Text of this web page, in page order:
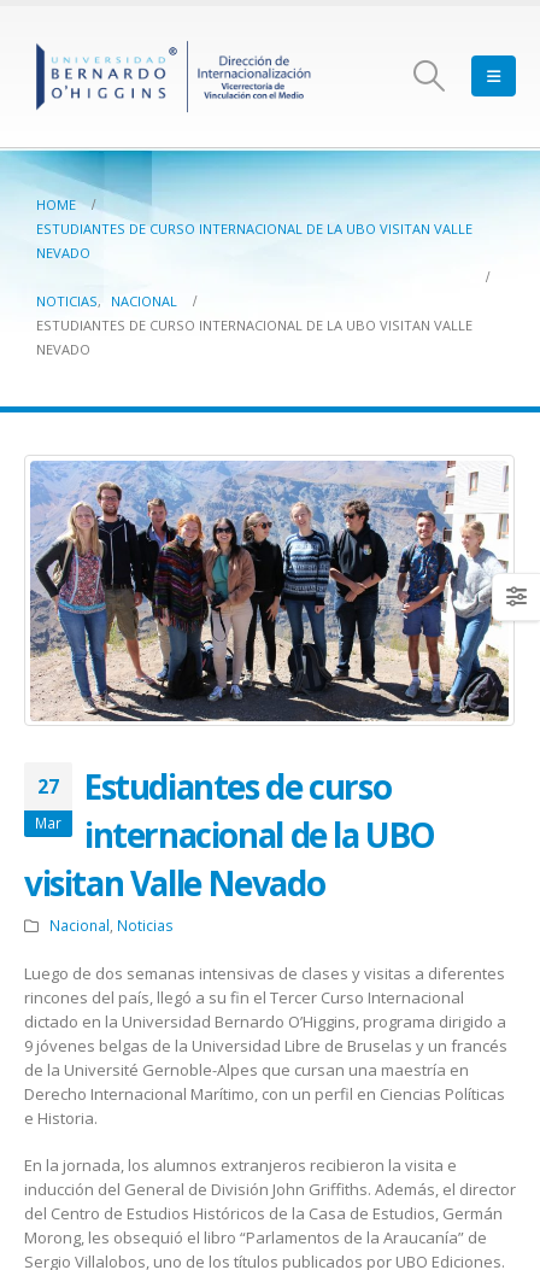
HOME
ESTUDIANTES DE CURSO INTERNACIONAL DE LA UBO VISITAN VALLE
NEVADO
NOTICIAS,
NACIONAL
ESTUDIANTES DE CURSO INTERNACIONAL DE LA UBO VISITAN VALLE
NEVADO
27
Mar
Estudiantes de curso
internacional de la UBO
visitan Valle Nevado
Nacional, Noticias
Luego de dos semanas intensivas de clases y visitas a diferentes
rincones del país, llegó a su fin el Tercer Curso Internacional
dictado en la Universidad Bernardo O’Higgins, programa dirigido a
9 jóvenes belgas de la Universidad Libre de Bruselas y un francés
de la Université Gernoble-Alpes que cursan una maestría en
Derecho Internacional Marítimo, con un perfil en Ciencias Políticas
e Historia.
En la jornada, los alumnos extranjeros recibieron la visita e
inducción del General de División John Griffiths. Además, el director
del Centro de Estudios Históricos de la Casa de Estudios, Germán
Morong, les obsequió el libro “Parlamentos de la Araucanía” de
Sergio Villalobos, uno de los títulos publicados por UBO Ediciones.